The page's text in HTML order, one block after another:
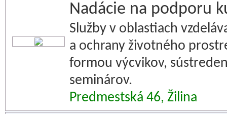
Nadácie na podporu
Služby v oblastiach
a ochrany životného
formou výcvikov,
seminárov.
Predmestská 46, Žilina